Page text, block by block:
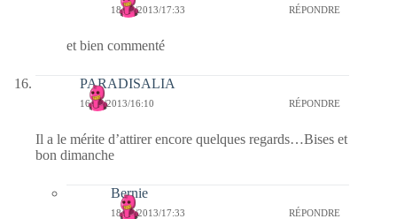
18/06/2013/17:33 RÉPONDRE
et bien commenté
PARADISALIA
16/06/2013/16:10 RÉPONDRE
Il a le mérite d’attirer encore quelques regards…Bises et
bon dimanche
Bernie
18/06/2013/17:33 RÉPONDRE